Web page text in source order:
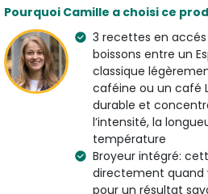
pourrez personnalise rl’intensité, la
température
simplicité.DelonghiDinamicavous
librement votrecafé préféré,
moulin intégré, vous pouvez
café fraîchement mouluen
Laissez libre cours à votre
vos recettes lactées préférées
traditionnelle intégrée.
La simplicité et l'élégance du
Pourquoi Camille a choisi ce
3 recettes en
boissons entre un
classique
caféine ou un café
durable et
l’intensité, la
température
Broyeur intégré:
directement quand
pour un résultat